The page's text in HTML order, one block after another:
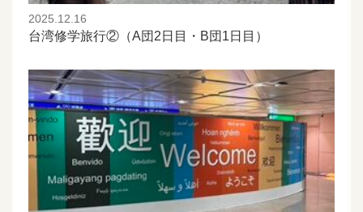
2025.12.16
台湾修学旅行②（A団2日目・B団1日目）